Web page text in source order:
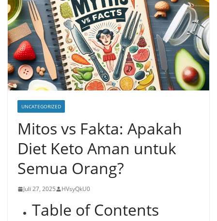
UNCATEGORIZED
Mitos vs Fakta: Apakah
Diet Keto Aman untuk
Semua Orang?
Juli 27, 2025 HVsyQkU0
Table of Contents